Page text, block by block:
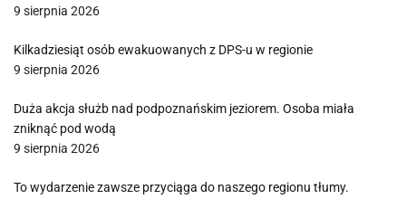
9 sierpnia 2026
Kilkadziesiąt osób ewakuowanych z DPS-u w regionie
9 sierpnia 2026
Duża akcja służb nad podpoznańskim jeziorem. Osoba miała
zniknąć pod wodą
9 sierpnia 2026
To wydarzenie zawsze przyciąga do naszego regionu tłumy.